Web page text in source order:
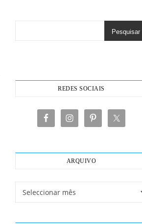
Pesquisar
REDES SOCIAIS
ARQUIVO
Arquivo